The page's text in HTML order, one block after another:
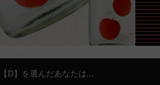
【D】を選んだあなたは…